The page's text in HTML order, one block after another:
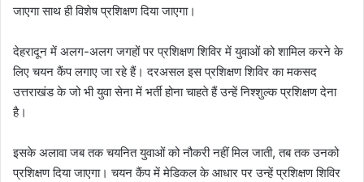
जाएगा साथ ही विशेष प्रशिक्षण दिया जाएगा।
देहरादून में अलग-अलग जगहों पर प्रशिक्षण शिविर में युवाओं को शामिल करने के
लिए चयन कैंप लगाए जा रहे हैं। दरअसल इस प्रशिक्षण शिविर का मकसद
उत्तराखंड के जो भी युवा सेना में भर्ती होना चाहते हैं उन्हें निश्शुल्क प्रशिक्षण देना
है।
इसके अलावा जब तक चयनित युवाओं को नौकरी नहीं मिल जाती, तब तक उनको
प्रशिक्षण दिया जाएगा। चयन कैंप में मेडिकल के आधार पर उन्हें प्रशिक्षण शिविर